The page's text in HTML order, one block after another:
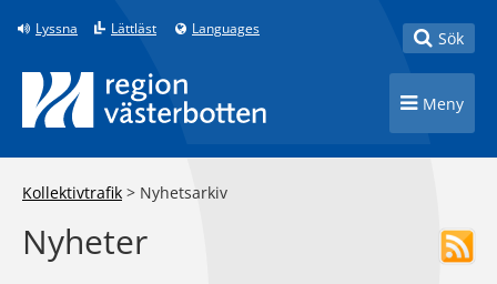
Till innehåll på sidan
Lyssna Lättläst Languages Toggle
Sök
Toggle
Meny
Kollektivtrafik > Nyhetsarkiv
Nyheter